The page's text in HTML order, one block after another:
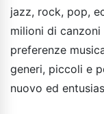
jazz, rock, pop,
milioni di
preferenze
generi, piccoli e
nuovo ed